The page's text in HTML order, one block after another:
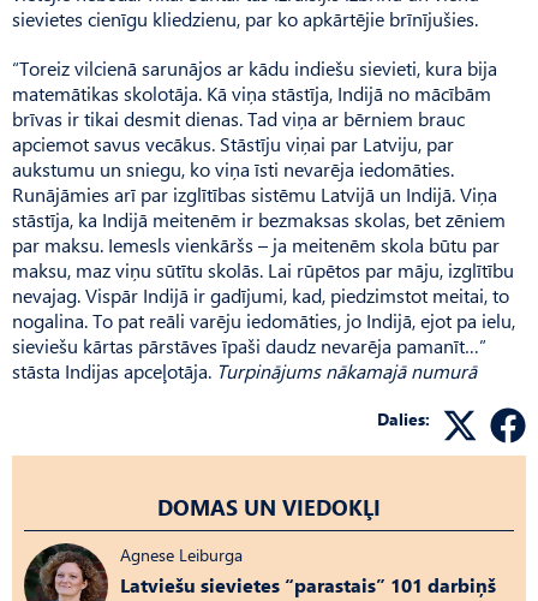
sievietes cienīgu kliedzienu, par ko apkārtējie brīnījušies.
“Toreiz vilcienā sarunājos ar kādu indiešu sievieti, kura bija
matemātikas skolotāja. Kā viņa stāstīja, Indijā no mācībām
brīvas ir tikai desmit dienas. Tad viņa ar bērniem brauc
apciemot savus vecākus. Stāstīju viņai par Latviju, par
aukstumu un sniegu, ko viņa īsti nevarēja iedomāties.
Runājāmies arī par izglītības sistēmu Latvijā un Indijā. Viņa
stāstīja, ka Indijā meitenēm ir bezmaksas skolas, bet zēniem
par maksu. Iemesls vienkāršs – ja meitenēm skola būtu par
maksu, maz viņu sūtītu skolās. Lai rūpētos par māju, izglītību
nevajag. Vispār Indijā ir gadījumi, kad, piedzimstot meitai, to
nogalina. To pat reāli varēju iedomāties, jo Indijā, ejot pa ielu,
sieviešu kārtas pārstāves īpaši daudz nevarēja pamanīt…”
stāsta Indijas apceļotāja. Turpinājums nākamajā numurā
Dalies:
DOMAS UN VIEDOKĻI
Agnese Leiburga
Latviešu sievietes “parastais” 101 darbiņš